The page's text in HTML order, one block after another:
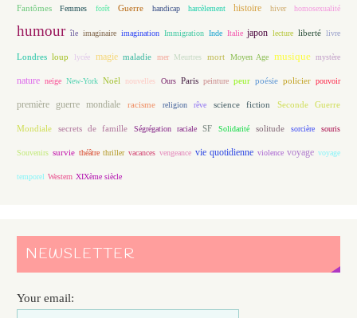
Fantômes Femmes forêt Guerre handicap harcèlement histoire hiver homosexualité
humour île imaginaire imagination Immigration Inde Italie japon lecture liberté livre
Londres loup lycée magie maladie mer Meurtres mort Moyen Age musique mystère
nature neige New-York Noël nouvelles Ours Paris peinture peur poésie policier pouvoir
première guerre mondiale racisme religion rêve science fiction Seconde Guerre
Mondiale secrets de famille Ségrégation raciale SF Solidarité solitude sorcière souris
Souvenirs survie théâtre thriller vacances vengeance vie quotidienne violence voyage voyage
temporel Western XIXème siècle
NEWSLETTER
Your email: